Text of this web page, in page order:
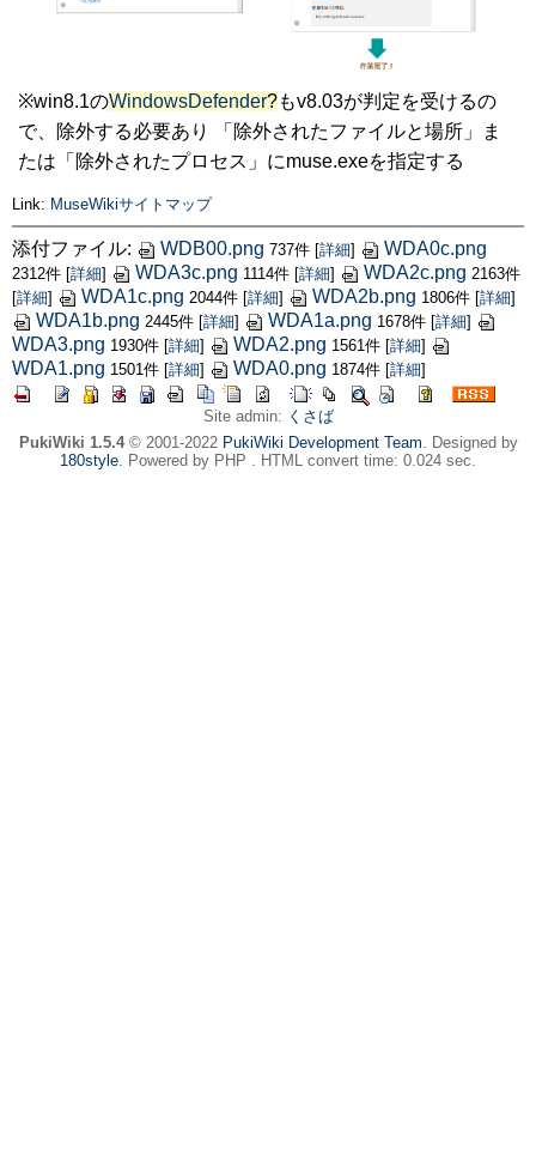
※win8.1のWindowsDefender?もv8.03が判定を受けるの
で、除外する必要あり 「除外されたファイルと場所」ま
たは「除外されたプロセス」にmuse.exeを指定する
Link: MuseWikiサイトマップ
添付ファイル: WDB00.png 737件 [詳細] WDA0c.png
2312件 [詳細] WDA3c.png 1114件 [詳細] WDA2c.png 2163件
[詳細] WDA1c.png 2044件 [詳細] WDA2b.png 1806件 [詳細]
WDA1b.png 2445件 [詳細] WDA1a.png 1678件 [詳細]
WDA3.png 1930件 [詳細] WDA2.png 1561件 [詳細]
WDA1.png 1501件 [詳細] WDA0.png 1874件 [詳細]
Site admin: くさば
PukiWiki 1.5.4© 2001-2022 PukiWiki Development Team . Designed by
180style . Powered by PHP . HTML convert time: 0.024 sec.